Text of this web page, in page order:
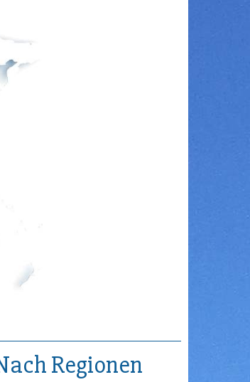
Regionen